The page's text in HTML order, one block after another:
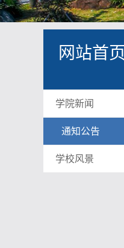
网站首页
学院新闻
通知公告
学校风景